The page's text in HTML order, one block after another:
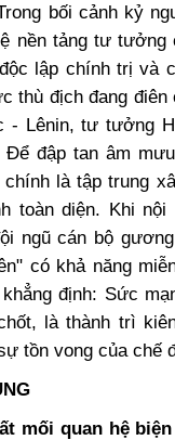
cảnh kỷ
nền tảng tư
lập chính trị và
thù địch đang
- Lênin, tư tưởng
Để đập tan âm
chính là tập trung
toàn diện. Khi
ngũ cán bộ
có khả năng
định: Sức
là thành trì
tồn vong của chế
mối quan hệ